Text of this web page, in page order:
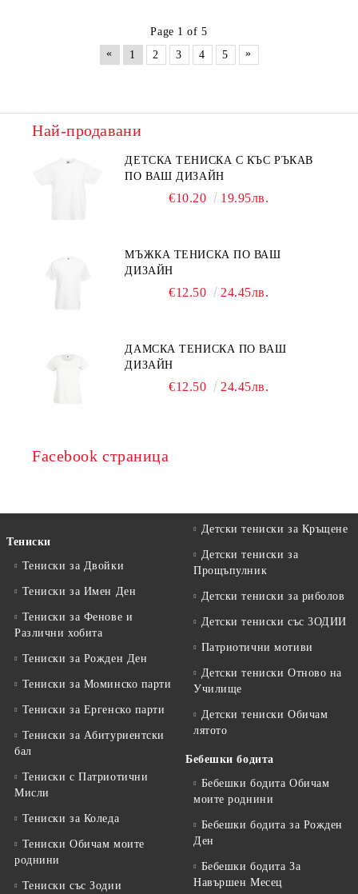
Page 1 of 5
«
1 2 3 4 5 »
Най-продавани
ДЕТСКА ТЕНИСКА С КЪС РЪКАВ
ПО ВАШ ДИЗАЙН
€10.20 19.95лв.
МЪЖКА ТЕНИСКА ПО ВАШ
ДИЗАЙН
€12.50 24.45лв.
ДАМСКА ТЕНИСКА ПО ВАШ
ДИЗАЙН
€12.50 24.45лв.
Facebook страница
Тениски
Тениски за Двойки
Тениски за Имен Ден
Тениски за Фенове и
Различни хобита
Тениски за Рожден Ден
Тениски за Mоминско парти
Тениски за Eргенско парти
Тениски за Aбитуриентски
бал
Тениски с Патриотични
Мисли
Тениски за Коледа
Тениски Обичам моите
роднини
Тениски със Зодии
Детски тениски за Кръщене
Детски тениски за
Прощъпулник
Детски тениски за риболов
Детски тениски със ЗОДИИ
Патриотични мотиви
Детски тениски Отново на
Училище
Детски тениски Обичам
лятото
Бебешки бодита
Бебешки бодита Обичам
моите роднини
Бебешки бодита за Рожден
Ден
Бебешки бодита За
Навършен Месец